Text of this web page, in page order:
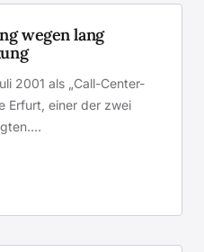
wegen lang
2001 als „Call-Center-
Erfurt, einer der zwei